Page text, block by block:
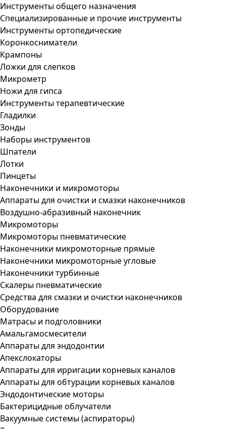
Инструменты общего назначения
Специализированные и прочие инструменты
Инструменты ортопедические
Коронкосниматели
Крампоны
Ложки для слепков
Микрометр
Ножи для гипса
Инструменты терапевтические
Гладилки
Зонды
Наборы инструментов
Шпатели
Лотки
Пинцеты
Наконечники и микромоторы
Аппараты для очистки и смазки наконечников
Воздушно-абразивный наконечник
Микромоторы
Микромоторы пневматические
Наконечники микромоторные прямые
Наконечники микромоторные угловые
Наконечники турбинные
Скалеры пневматические
Средства для смазки и очистки наконечников
Оборудование
Матрасы и подголовники
Амальгамосмесители
Аппараты для эндодонтии
Апекслокаторы
Аппараты для ирригации корневых каналов
Аппараты для обтурации корневых каналов
Эндодонтические моторы
Бактерицидные облучатели
Вакуумные системы (аспираторы)